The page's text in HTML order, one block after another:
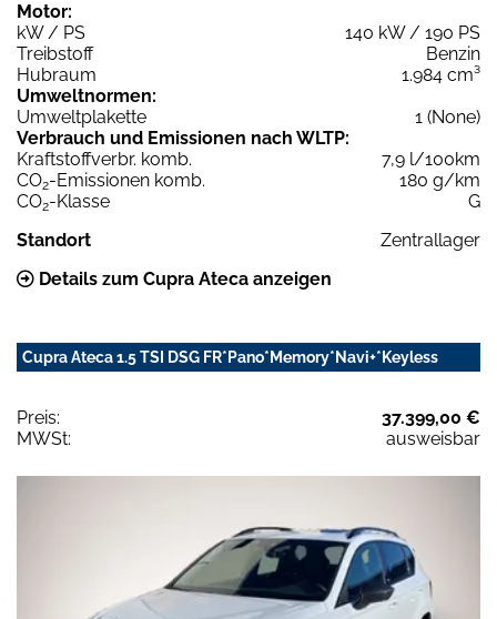
Motor:
kW / PS
140 kW / 190 PS
Treibstoff
Benzin
Hubraum
1.984 cm³
Umweltnormen:
Umweltplakette
1 (None)
Verbrauch und Emissionen nach WLTP:
Kraftstoffverbr. komb.
7,9 l/100km
CO2-Emissionen komb.
180 g/km
CO2-Klasse
G
Standort
Zentrallager
Details zum Cupra Ateca anzeigen
Cupra Ateca 1.5 TSI DSG FR*Pano*Memory*Navi+*Keyless
Preis:
37.399,00 €
MWSt:
ausweisbar